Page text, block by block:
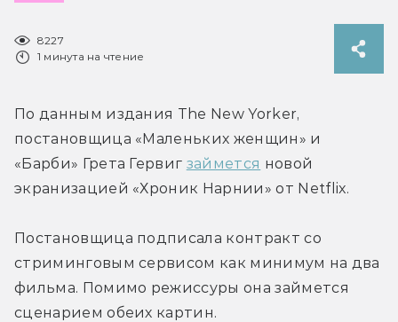
8227
1 минута на чтение
По данным издания The New Yorker,
постановщица «Маленьких женщин» и
«Барби» Грета Гервиг займется новой
экранизацией «Хроник Нарнии» от Netflix.
Постановщица подписала контракт со
стриминговым сервисом как минимум на два
фильма. Помимо режиссуры она займется
сценарием обеих картин.